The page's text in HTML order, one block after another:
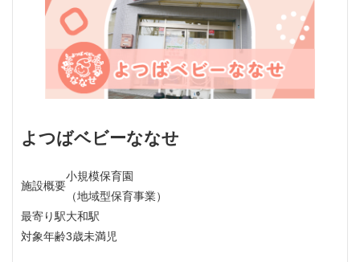
よつばベビーななせ
施設概要
小規模保育園
（地域型保育事業）
最寄り駅大和駅
対象年齢3歳未満児